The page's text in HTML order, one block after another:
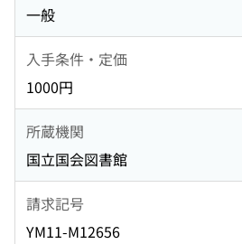
一般
入手条件・定価
1000円
所蔵機関
国立国会図書館
請求記号
YM11-M12656